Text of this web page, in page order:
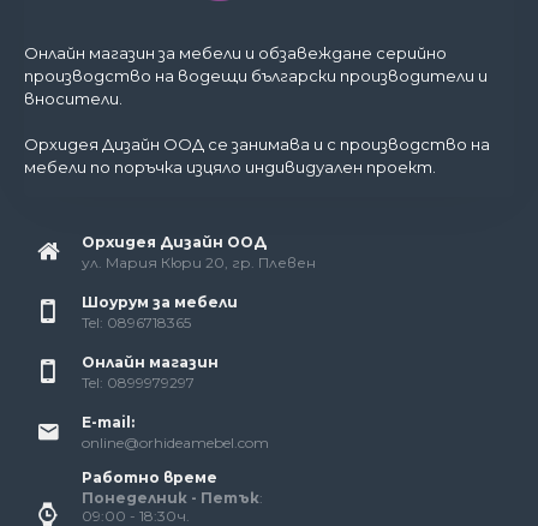
Онлайн магазин за мебели и обзавеждане серийно
производство на водещи български производители и
вносители.
Орхидея Дизайн ООД се занимава и с производство на
мебели по поръчка изцяло индивидуален проект.
Орхидея Дизайн ООД
ул. Мария Кюри 20, гр. Плевен
Шоурум за мебели
Tel: 0896718365
Онлайн магазин
Tel: 0899979297
E-mail:
online@orhideamebel.com
Работно време
Понеделник - Петък:
09:00 - 18:30ч.